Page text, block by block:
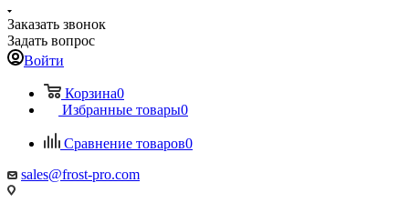
Заказать звонок
Задать вопрос
Войти
Корзина0
Избранные товары0
Сравнение товаров0
sales@frost-pro.com